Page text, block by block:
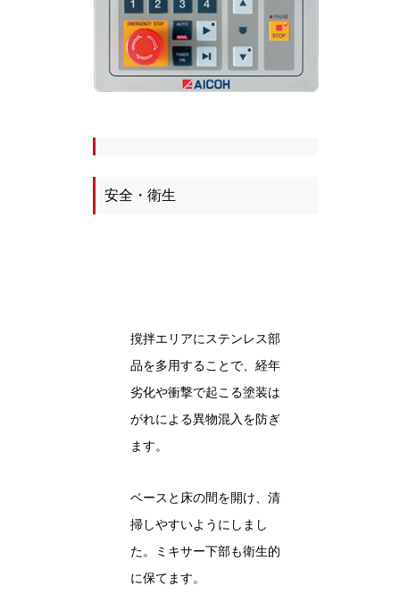
安全・衛生
撹拌エリアにステンレス部
品を多用することで、経年
劣化や衝撃で起こる塗装は
がれによる異物混入を防ぎ
ます。
ベースと床の間を開け、清
掃しやすいようにしまし
た。ミキサー下部も衛生的
に保てます。